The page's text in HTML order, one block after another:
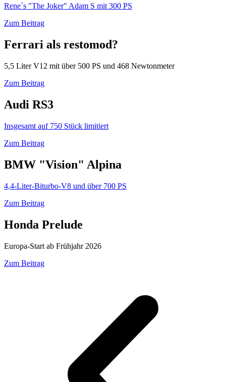
Rene´s "The Joker" Adam S mit 300 PS
Zum Beitrag
Ferrari als restomod?
5,5 Liter V12 mit über 500 PS und 468 Newtonmeter
Zum Beitrag
Audi RS3
Insgesamt auf 750 Stück limitiert
Zum Beitrag
BMW "Vision" Alpina
4,4-Liter-Biturbo-V8 und über 700 PS
Zum Beitrag
Honda Prelude
Europa-Start ab Frühjahr 2026
Zum Beitrag